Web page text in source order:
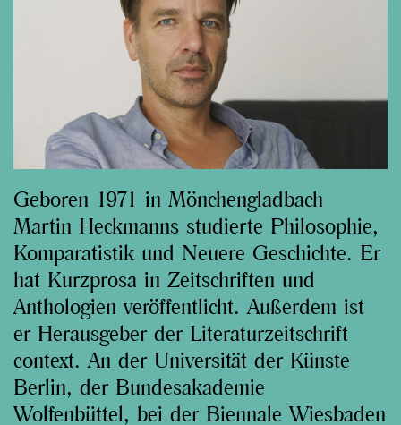
Geboren 1971 in Mönchengladbach
Martin Heckmanns studierte Philosophie,
Komparatistik und Neuere Geschichte. Er
hat Kurzprosa in Zeitschriften und
Anthologien veröffentlicht. Außerdem ist
er Herausgeber der Literaturzeitschrift
context. An der Universität der Künste
Berlin, der Bundesakademie
Wolfenbüttel, bei der Biennale Wiesbaden